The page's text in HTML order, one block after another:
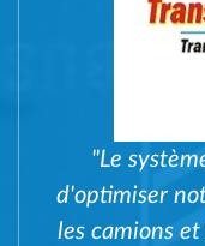
"Le
d'optimiser
les camions